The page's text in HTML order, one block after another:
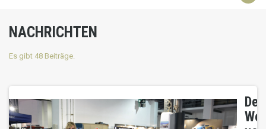
NACHRICHTEN
Es gibt 48 Beiträge.
Der